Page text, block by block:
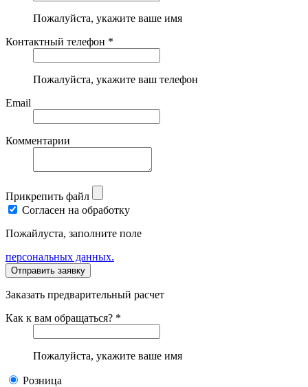
Пожалуйста, укажите ваше имя
Контактный телефон *
Пожалуйста, укажите ваш телефон
Email
Комментарии
Прикрепить файл
Согласен на обработку
Пожайлуста, заполните поле
персональных данных.
Заказать предварительный расчет
Как к вам обращаться? *
Пожалуйста, укажите ваше имя
Розница